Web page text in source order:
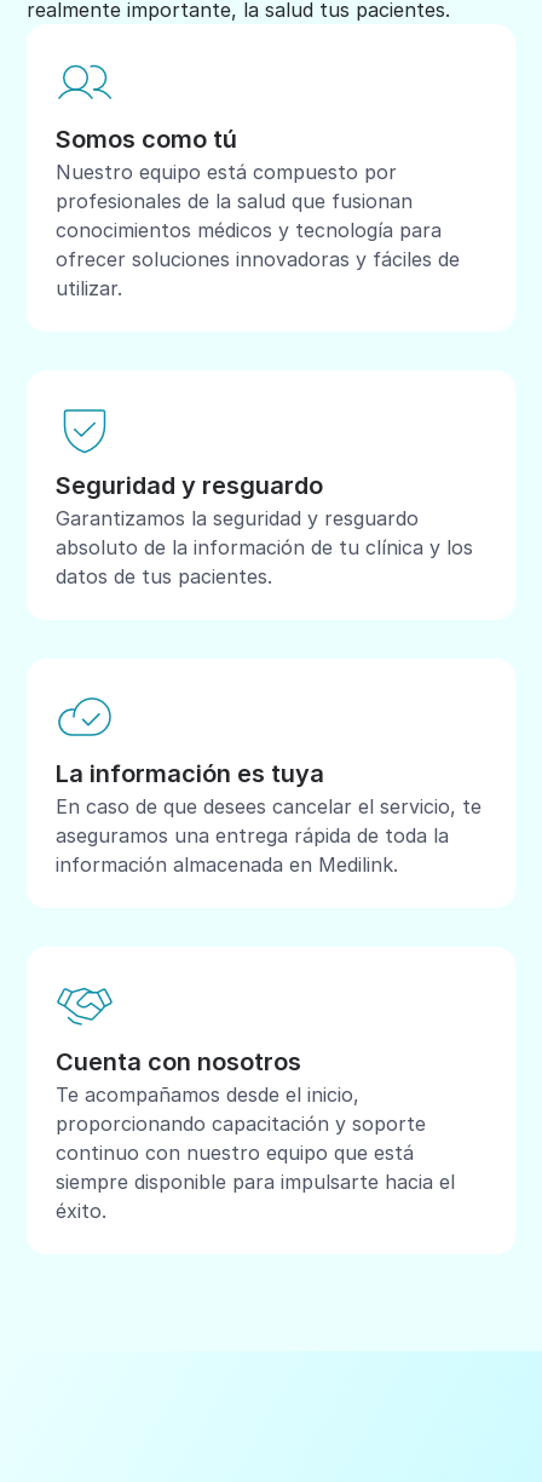
realmente importante, la salud tus pacientes.
Somos como tú
Nuestro equipo está compuesto por
profesionales de la salud que fusionan
conocimientos médicos y tecnología para
ofrecer soluciones innovadoras y fáciles de
utilizar.
Seguridad y resguardo
Garantizamos la seguridad y resguardo
absoluto de la información de tu clínica y los
datos de tus pacientes.
La información es tuya
En caso de que desees cancelar el servicio, te
aseguramos una entrega rápida de toda la
información almacenada en Medilink.
Cuenta con nosotros
Te acompañamos desde el inicio,
proporcionando capacitación y soporte
continuo con nuestro equipo que está
siempre disponible para impulsarte hacia el
éxito.